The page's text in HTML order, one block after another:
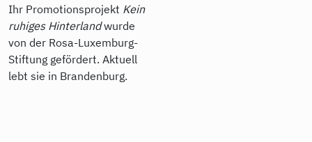
Ihr Promotionsprojekt Kein
ruhiges Hinterlandwurde
von der Rosa-Luxemburg-
Stiftung gefördert. Aktuell
lebt sie in Brandenburg.